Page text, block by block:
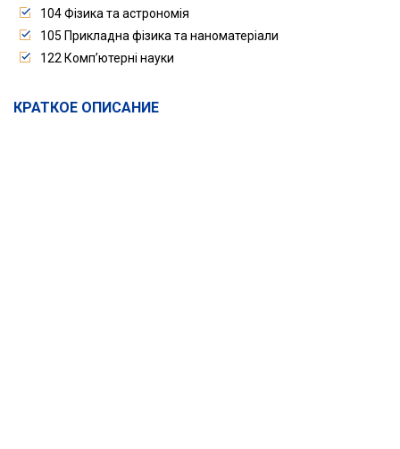
104 Фізика та астрономія
105 Прикладна фізика та наноматеріали
122 Комп’ютерні науки
КРАТКОЕ ОПИСАНИЕ